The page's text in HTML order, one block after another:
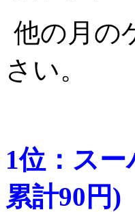
他の月の
さい。
1位：ス
累計90円)